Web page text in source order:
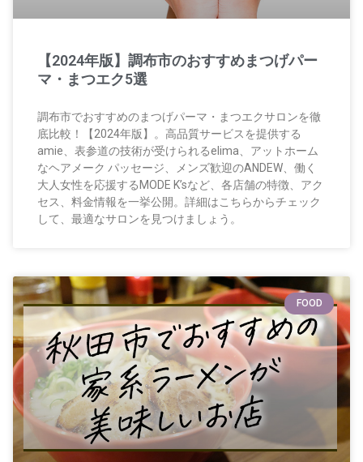
【2024年版】調布市のおすすめまつげパー
マ・まつエク5選
調布市でおすすめのまつげパーマ・まつエクサロンを徹
底比較！【2024年版】。高品質サービスを提供する
amie、表参道の技術が受けられるelima、アットホーム
なヘアメーク パッセージ、メンズ歓迎のANDEW、働く
大人女性を応援するMODE K’sなど、各店舗の特徴、アク
セス、料金情報を一挙公開。詳細はこちらからチェック
して、最適なサロンを見つけましょう。
FOOD